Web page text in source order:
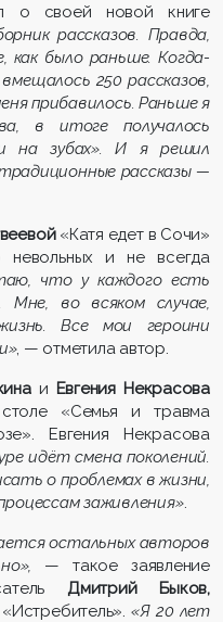
о своей новой книге
рассказов. Правда,
как было раньше. Когда-
250 рассказов,
прибавилось. Раньше я
в итоге получалось
на зубах». И я решил
рассказы —
«Катя едет в Сочи»
невольных и не всегда
что у каждого есть
Мне, во всяком случае,
Все мои героини
, — отметила автор.
и Евгения Некрасова
«Семья и травма
Евгения Некрасова
идёт смена поколений.
о проблемах в жизни,
заживления».
остальных авторов
— такое заявление
Дмитрий Быков,
«Я 20 лет